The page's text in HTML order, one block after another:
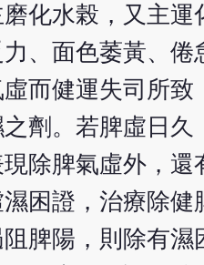
化水榖，又主
、面色萎黃、倦
而健運失司所
劑。若脾虛日
除脾氣虛外，
困證，治療除健
脾陽，則除有